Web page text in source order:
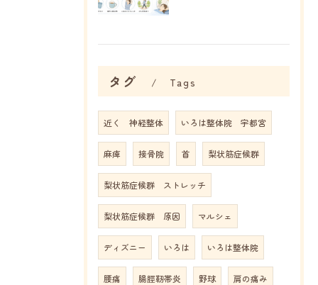
タグ Tags
近く 神経整体 いろは整体院 宇都宮
麻痺 接骨院 首 梨状筋症候群
梨状筋症候群 ストレッチ
梨状筋症候群 原因 マルシェ
ディズニー いろは いろは整体院
腰痛 腸脛靭帯炎 野球 肩の痛み